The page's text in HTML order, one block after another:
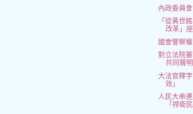
內政委員
「從黃世
改革」
國會警察
對立法院
共同聲明
大法官釋
效」
人民大串
「捍衛